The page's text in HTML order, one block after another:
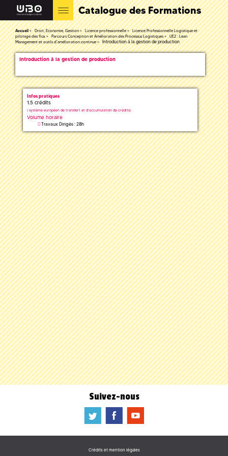
Catalogue des Formations
Accueil Droit, Economie, Gestion Licence professionnelle
Licence Professionnelle Logistique et
pilotage des flux
Parcours Conception et Amélioration des Processus Logistiques
UE2 : Lean
Management et outils d'amélioration continue
Introduction à la gestion de production
Introduction à la gestion de production
Infos pratiques
1.5 crédits
( système européen de transfert et d'accumulation de crédits)
Volume horaire
Travaux Dirigés : 28h
Suivez-nous
a b f
Crédits et mention légales